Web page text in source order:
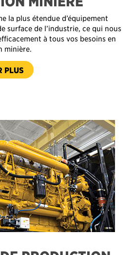
surface de l’industrie, ce qui nous
à tous vos besoins en
minière.
PLUS-
EXPLOITATION
MINIÈRE
DE PRODUCTION